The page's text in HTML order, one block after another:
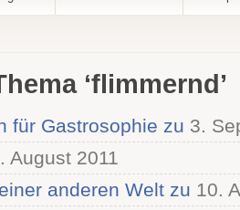
‘flimmernd’
für Gastrosophie zu 3.
August 2011
anderen Welt zu 10.